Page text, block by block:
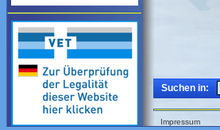
Suchen in:
Impressum